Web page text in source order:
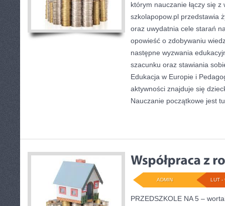
którym nauczanie łączy się
szkolapopow.pl przedstawia
oraz uwydatnia cele starań
opowieść o zdobywaniu
następne wyzwania
szacunku oraz stawiania
Edukacja w Europie i
aktywności znajduje się
Nauczanie początkowe jest tu
LUT -
ADMIN
PRZEDSZKOLE NA 5 –